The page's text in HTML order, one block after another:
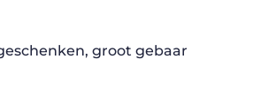
groot gebaar